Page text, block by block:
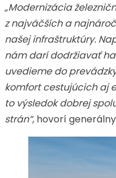
„Modernizácia
z najväčších a
našej infraštruktúry.
nám darí dodržiavať
uvedieme do
komfort cestujúcich aj
to výsledok dobrej
strán“, hovorí